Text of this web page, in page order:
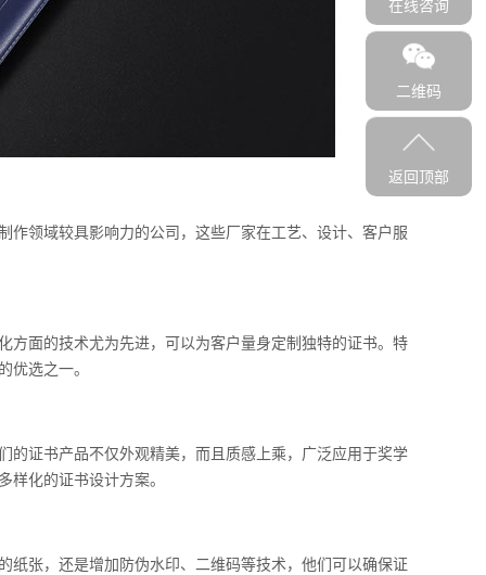
作领域较具影响力的公司，这些厂家在工艺、设计、客户服
方面的技术尤为先进，可以为客户量身定制独特的证书。特
优选之一。
的证书产品不仅外观精美，而且质感上乘，广泛应用于奖学
化的证书设计方案。
纸张，还是增加防伪水印、二维码等技术，他们可以确保证
在线咨询
二维码
返回顶部